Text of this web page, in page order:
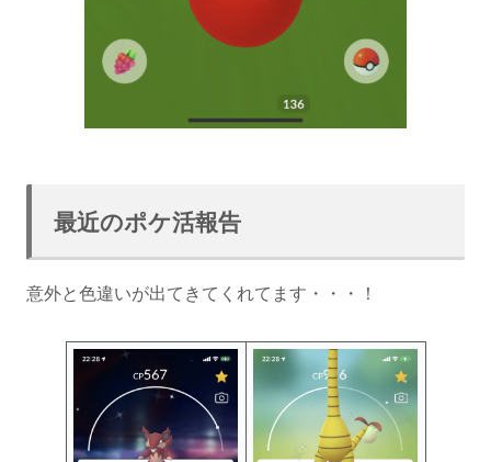
最近のポケ活報告
意外と色違いが出てきてくれてます・・・！